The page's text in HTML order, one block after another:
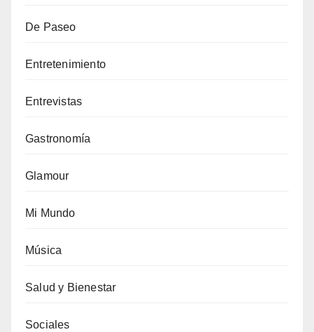
De Paseo
Entretenimiento
Entrevistas
Gastronomía
Glamour
Mi Mundo
Música
Salud y Bienestar
Sociales